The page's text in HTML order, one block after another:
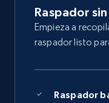
Raspador
Empieza a
raspador listo
Raspador